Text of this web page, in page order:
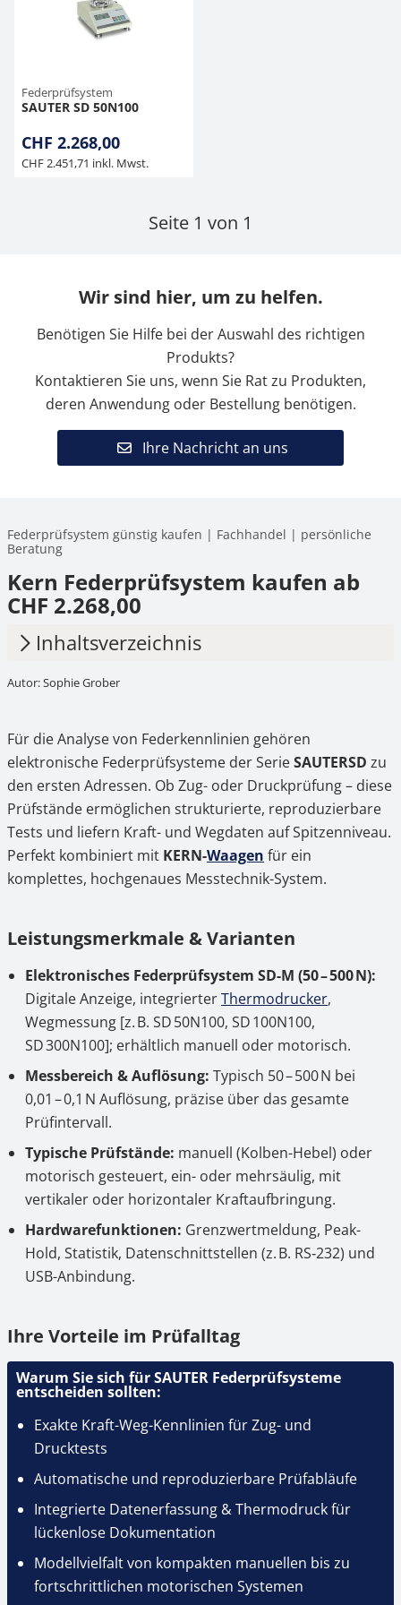
Federprüfsystem
SAUTER SD 50N100
CHF 2.268,00
CHF 2.451,71 inkl. Mwst.
Seite 1 von 1
Wir sind hier, um zu helfen.
Benötigen Sie Hilfe bei der Auswahl des richtigen
Produkts?
Kontaktieren Sie uns, wenn Sie Rat zu Produkten,
deren Anwendung oder Bestellung benötigen.
Ihre Nachricht an uns
Federprüfsystem günstig kaufen | Fachhandel | persönliche
Beratung
Kern Federprüfsystem kaufen ab
CHF 2.268,00
Inhaltsverzeichnis
1. Leistungsmerkmale & Varianten
3. Einsatzbereiche & Anwendungen
4. Wie Sie starten
Autor: Sophie Grober
Für die Analyse von Federkennlinien gehören
elektronische Federprüfsysteme der SerieSAUTERSD zu
den ersten Adressen. Ob Zug- oder Druckprüfung – diese
Prüfstände ermöglichen strukturierte, reproduzierbare
Tests und liefern Kraft- und Wegdaten auf Spitzenniveau.
Perfekt kombiniert mit KERN-Waagen für ein
komplettes, hochgenaues Messtechnik-System.
Leistungsmerkmale & Varianten
Elektronisches Federprüfsystem SD-M (50 – 500 N):
Digitale Anzeige, integrierterThermodrucker,
Wegmessung [z. B. SD 50N100, SD 100N100,
SD 300N100]; erhältlich manuell oder motorisch.
Messbereich & Auflösung: Typisch 50 – 500 N bei
0,01 – 0,1 N Auflösung, präzise über das gesamte
Prüfintervall.
Typische Prüfstände: manuell (Kolben-Hebel) oder
motorisch gesteuert, ein- oder mehrsäulig, mit
vertikaler oder horizontaler Kraftaufbringung.
Hardwarefunktionen: Grenzwertmeldung, Peak-
Hold, Statistik, Daten­schnittstellen (z. B. RS‑232) und
USB-Anbindung.
Ihre Vorteile im Prüfalltag
Warum Sie sich für SAUTER Federprüfsysteme
entscheiden sollten:
Exakte Kraft-Weg-Kennlinien für Zug- und
Drucktests
Automatische und reproduzierbare Prüfabläufe
Integrierte Datenerfassung & Thermodruck für
lückenlose Dokumentation
Modellvielfalt von kompakten manuellen bis zu
fortschrittlichen motorischen Systemen
Hängewaagen
Organwaagen
Waagen inkl. Software
Zug- und Druck-Kraftmesszellen
Videomikroskope
Expertenanwendungen
Newton-Gewichte